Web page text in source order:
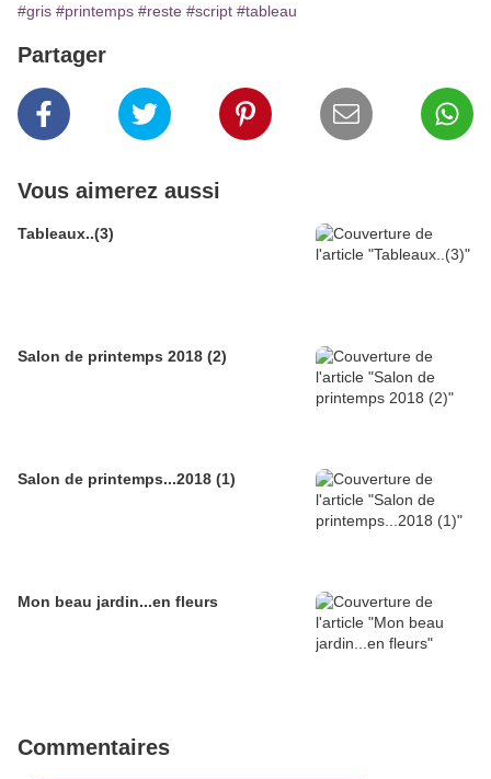
#gris #printemps #reste #script #tableau
Partager
Vous aimerez aussi
Tableaux..(3)
Salon de printemps 2018 (2)
Salon de printemps...2018 (1)
Mon beau jardin...en fleurs
Commentaires